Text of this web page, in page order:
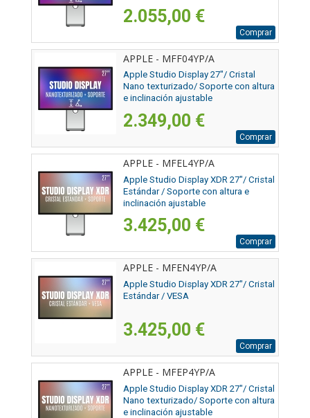
2.055,00 €
Comprar
APPLE - MFF04YP/A
Apple Studio Display 27"/ Cristal
Nano texturizado/ Soporte con altura
e inclinación ajustable
2.349,00 €
Comprar
APPLE - MFEL4YP/A
Apple Studio Display XDR 27"/ Cristal
Estándar / Soporte con altura e
inclinación ajustable
3.425,00 €
Comprar
APPLE - MFEN4YP/A
Apple Studio Display XDR 27"/ Cristal
Estándar / VESA
3.425,00 €
Comprar
APPLE - MFEP4YP/A
Apple Studio Display XDR 27"/ Cristal
Nano texturizado/ Soporte con altura
e inclinación ajustable